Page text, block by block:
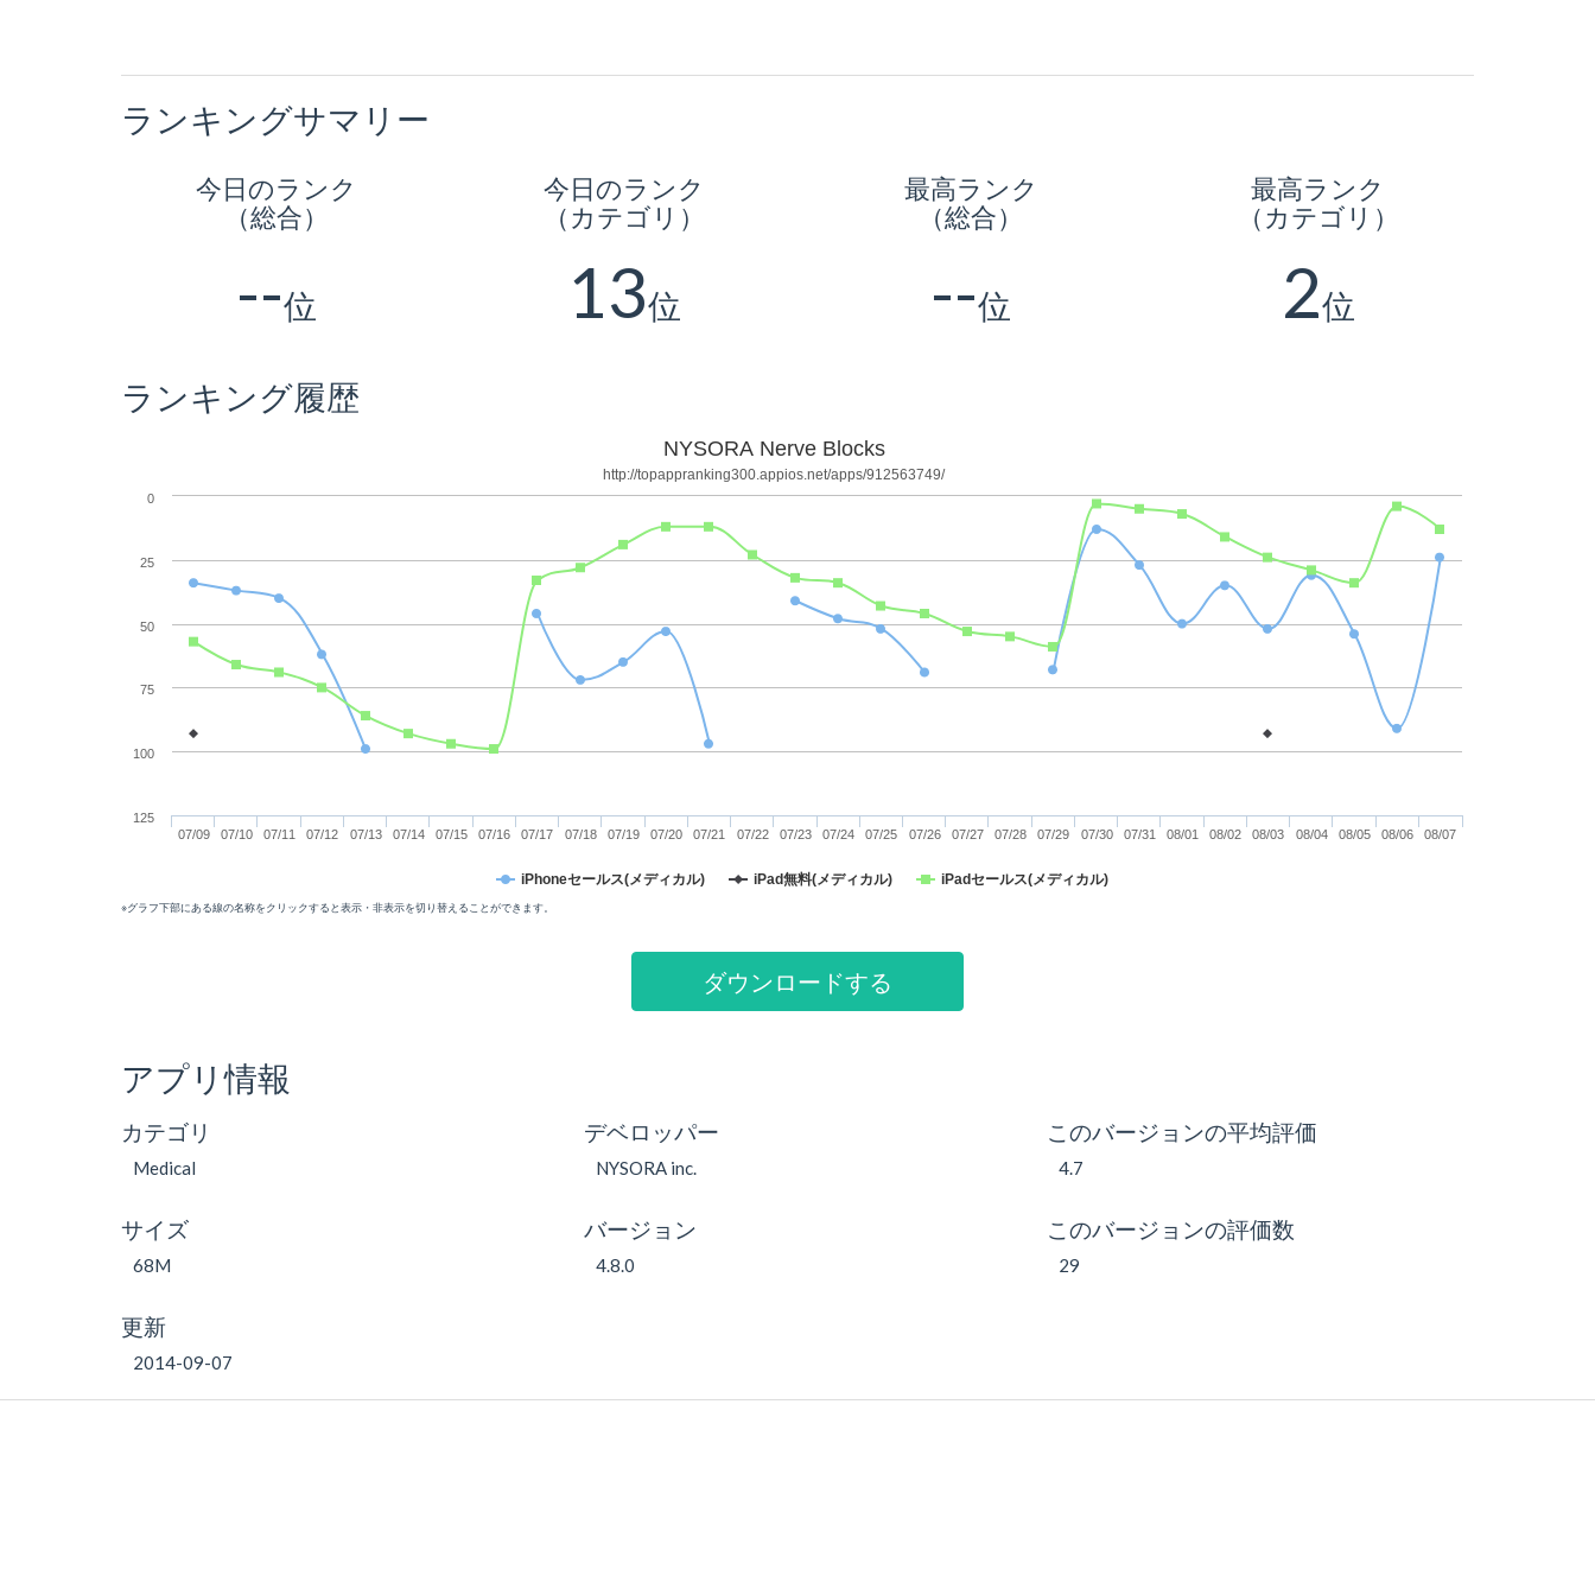
ランキングサマリー
今日のランク
（総合）
--位
今日のランク
（カテゴリ）
13位
最高ランク
（総合）
--位
最高ランク
（カテゴリ）
2位
ランキング履歴
NYSORA Nerve Blocks
http://topappranking300.appios.net/apps/912563749/
iPhoneセールス(メディカル) iPad無料(メディカル) iPadセールス(メディカル)
07/09 07/10 07/11 07/12 07/13 07/14 07/15 07/16 07/17 07/18 07/19 07/20 07/21 07/22 07/23 07/24 07/25 07/26 07/27 07/28 07/29 07/30 07/31 08/01 08/02 08/03 08/04 08/05 08/06 08/07
0
100
25
50
75
125
※グラフ下部にある線の名称をクリックすると表示・非表示を切り替えることができます。
ダウンロードする
アプリ情報
カテゴリ
Medical
サイズ
68M
更新
2014-09-07
デベロッパー
NYSORA inc.
バージョン
4.8.0
このバージョンの平均評価
4.7
このバージョンの評価数
29